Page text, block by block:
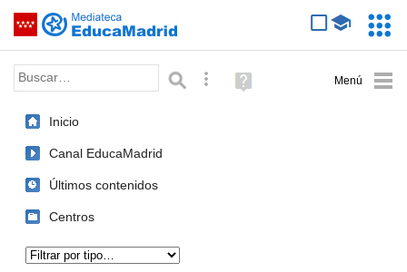
Saltar navegación
Palabra o frase: Búsqueda avanzada
Ayuda
(en
Inicio
Canal EducaMadrid
Últimos contenidos
Centros